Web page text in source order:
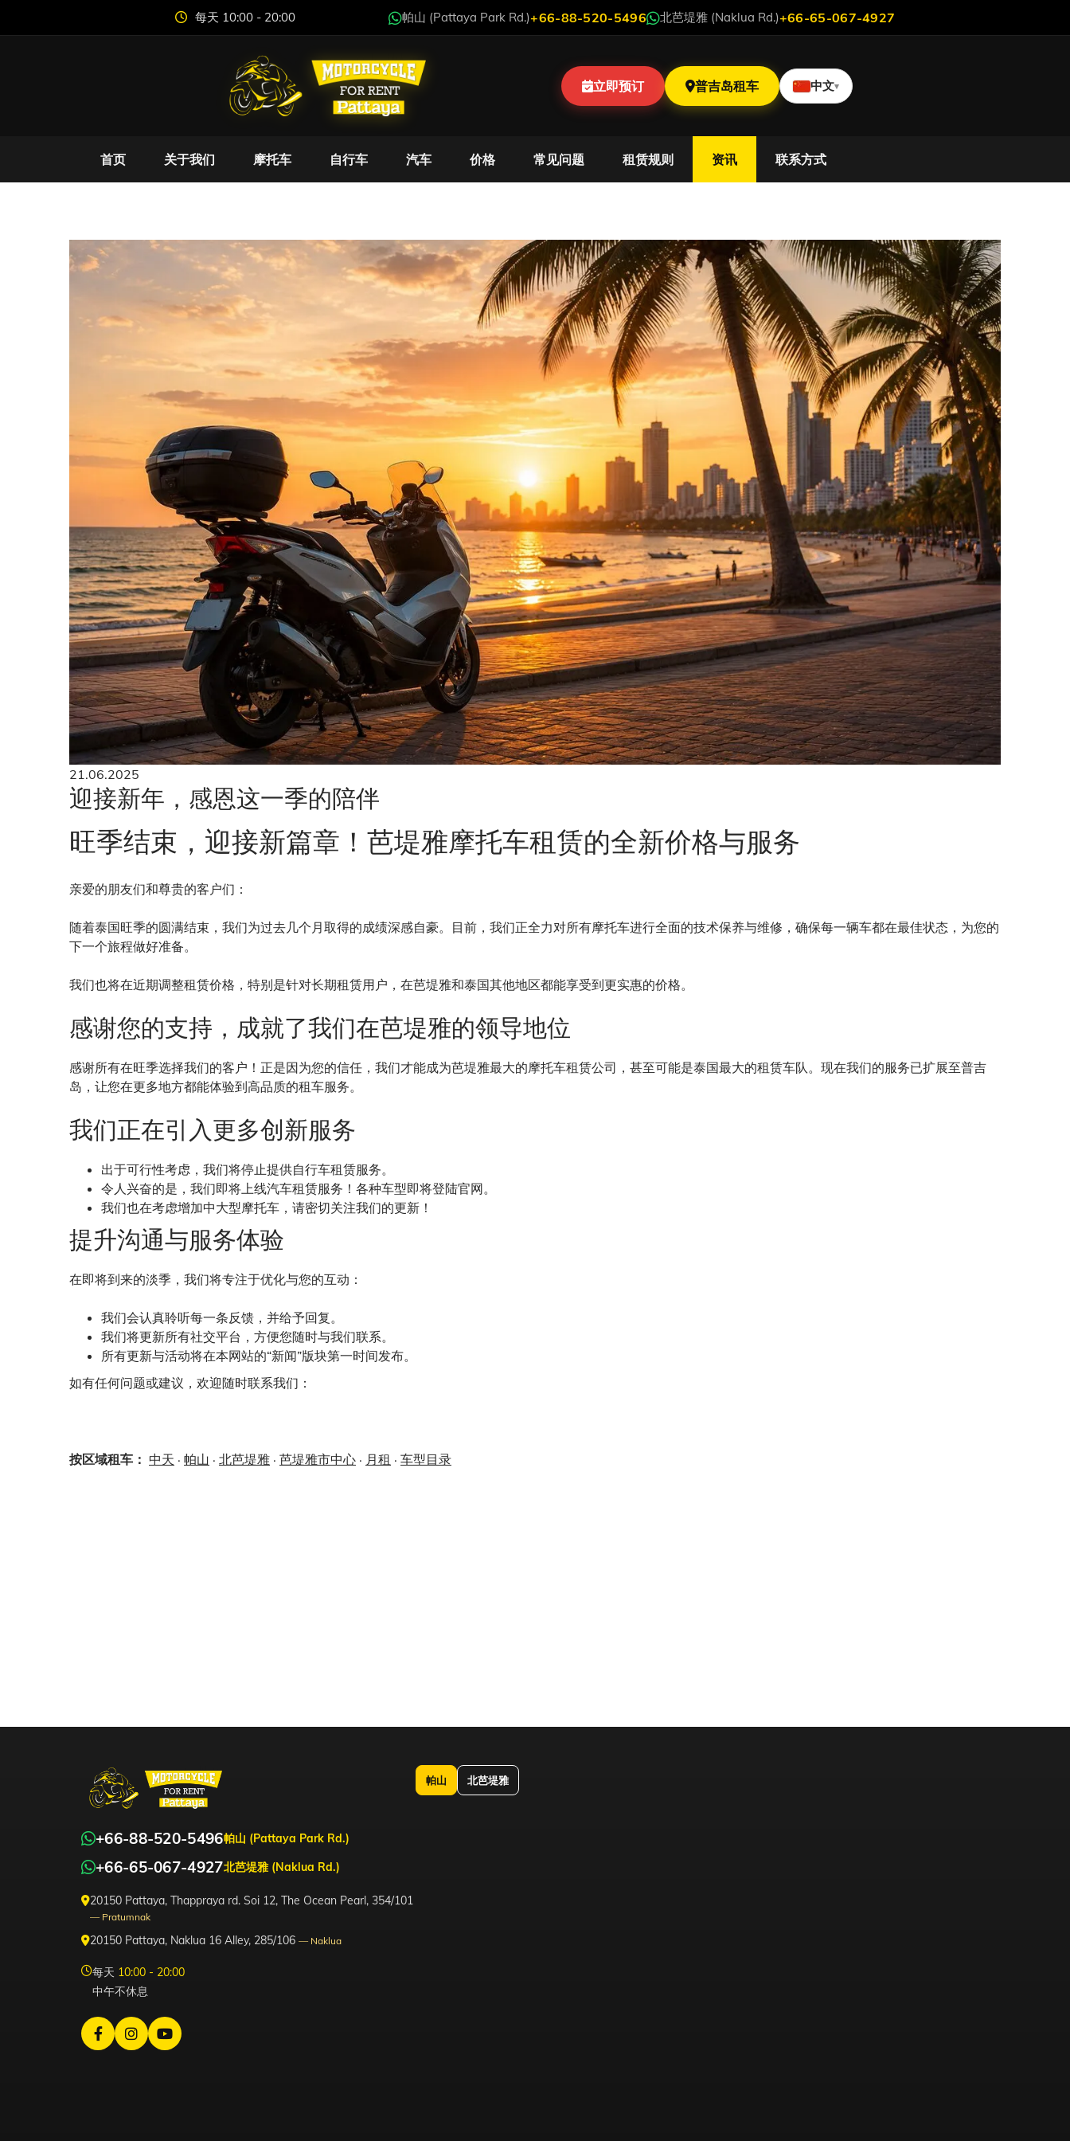
每天 10:00 - 20:00 帕山 (Pattaya Park Rd.)+66-88-520-5496 北芭堤雅 (Naklua Rd.)+66-65-067-4927
立即预订 普吉岛租车 中文▾
首页 关于我们 摩托车 自行车 汽车 价格 常见问题 租赁规则 资讯 联系方式
21.06.2025
迎接新年，感恩这一季的陪伴
旺季结束，迎接新篇章！芭堤雅摩托车租赁的全新价格与服务
亲爱的朋友们和尊贵的客户们：
随着泰国旺季的圆满结束，我们为过去几个月取得的成绩深感自豪。目前，我们正全力对所有摩托车进行全面的技术保养与维修，确保每一辆车都在最佳状态，为您的
下一个旅程做好准备。
我们也将在近期调整租赁价格，特别是针对长期租赁用户，在芭堤雅和泰国其他地区都能享受到更实惠的价格。
感谢您的支持，成就了我们在芭堤雅的领导地位
感谢所有在旺季选择我们的客户！正是因为您的信任，我们才能成为芭堤雅最大的摩托车租赁公司，甚至可能是泰国最大的租赁车队。现在我们的服务已扩展至普吉
岛，让您在更多地方都能体验到高品质的租车服务。
我们正在引入更多创新服务
出于可行性考虑，我们将停止提供自行车租赁服务。
令人兴奋的是，我们即将上线汽车租赁服务！各种车型即将登陆官网。
我们也在考虑增加中大型摩托车，请密切关注我们的更新！
提升沟通与服务体验
在即将到来的淡季，我们将专注于优化与您的互动：
我们会认真聆听每一条反馈，并给予回复。
我们将更新所有社交平台，方便您随时与我们联系。
所有更新与活动将在本网站的“新闻”版块第一时间发布。
如有任何问题或建议，欢迎随时联系我们：
按区域租车： 中天 · 帕山 · 北芭堤雅 · 芭堤雅市中心 · 月租 · 车型目录
+66-88-520-5496帕山 (Pattaya Park Rd.)
+66-65-067-4927北芭堤雅 (Naklua Rd.)
20150 Pattaya, Thappraya rd. Soi 12, The Ocean Pearl, 354/101
— Pratumnak
20150 Pattaya, Naklua 16 Alley, 285/106 — Naklua
每天 10:00 - 20:00
中午不休息
帕山 北芭堤雅